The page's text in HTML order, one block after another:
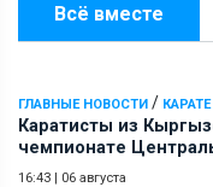
Всё вместе
ГЛАВНЫЕ НОВОСТИ / КАРАТЕ
Каратисты из
чемпионате
16:43 | 06 августа